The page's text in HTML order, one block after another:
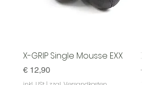
X-GRIP Single Mousse EXX
Preis
€ 12,90
X-
Preis
€